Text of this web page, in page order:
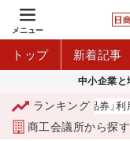
メニュー
トップ 新着記事
中小企業と
ランキング
プレミアム商品券」利用
商工会議所から探す